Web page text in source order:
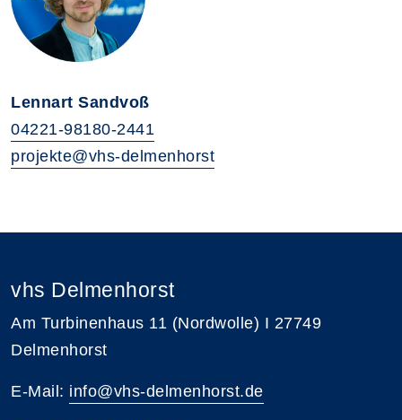
Lennart Sandvoß
04221-98180-2441
projekte@vhs-delmenhorst
vhs Delmenhorst
Am Turbinenhaus 11 (Nordwolle) I 27749
Delmenhorst
E-Mail: info@vhs-delmenhorst.de